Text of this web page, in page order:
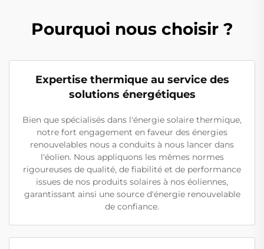
Pourquoi nous choisir ?
Expertise thermique au service des
solutions énergétiques
Bien que spécialisés dans l'énergie solaire thermique,
notre fort engagement en faveur des énergies
renouvelables nous a conduits à nous lancer dans
l'éolien. Nous appliquons les mêmes normes
rigoureuses de qualité, de fiabilité et de performance
issues de nos produits solaires à nos éoliennes,
garantissant ainsi une source d'énergie renouvelable
de confiance.